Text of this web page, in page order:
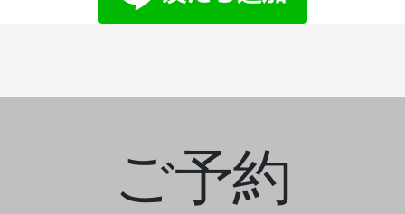
ご予約